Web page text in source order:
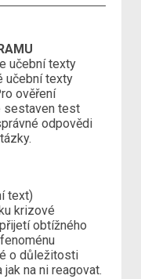
učební texty
učební texty
ověření
sestaven test
odpovědi
text)
krizové
obtížného
o důležitosti
na ni reagovat.